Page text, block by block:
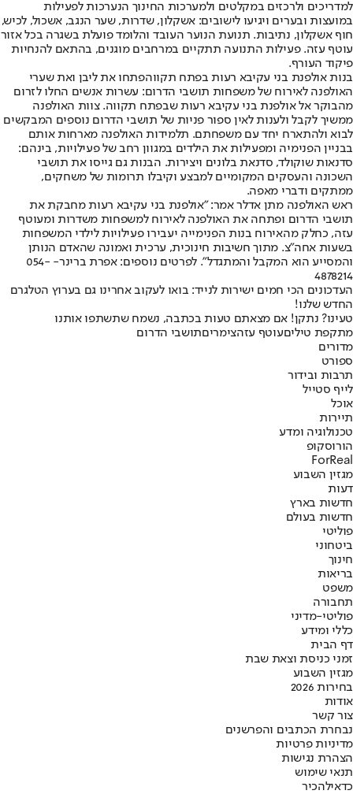
למדריכים ולרכזים במקלטים ולמערכות החינוך הנערכות לפעילות
במועצות ובערים ויגיעו לישובים: אשקלון, שדרות, שער הנגב, אשכול, לכיש,
חוף אשקלון, נתיבות. תנועת הנוער העובד והלומד פועלת בשגרה בכל אזור
עוטף עזה. פעילות התנועה תתקיים במרחבים מוגנים, בהתאם להנחיות
פיקוד העורף.
בנות אולפנת בני עקיבא רעות בפתח תקווהפתחו את ליבן ואת שערי
האולפנה לאירוח של משפחות תושבי הדרום: עשרות אנשים החלו לזרום
מהבוקר אל אולפנת בני עקיבא רעות שבפתח תקווה. צוות האולפנה
ממשיך לקבל ולענות לאין ספור פניות של תושבי הדרום נוספים המבקשים
לבוא ולהתארח יחד עם משפחתם. תלמידות האולפנה מארחות אותם
בבניין הפנימיה ומפעילות את הילדים במגוון רחב של פעילויות, בינהם:
סדנאות שוקולד, סדנאת בלונים ויצירות. הבנות גם גייסו את תושבי
השכונה והעסקים המקומיים למבצע וקיבלו תרומות של משחקים,
ממתקים ודברי מאפה.
ראש האולפנה מתן אדלר אמר: "אולפנת בני עקיבא רעות מחבקת את
תושבי הדרום ופתחה את האולפנה לאירוח למשפחות משדרות ומעוטף
עזה, כחלק מהאירוח בנות הפנימייה יעבירו פעילויות לילדי המשפחות
בשעות אחה"צ. מתוך חשיבות חינוכית, ערכית ואמונה שהאדם הנותן
והמסייע הוא המקבל והמתגדל". לפרטים נוספים: אפרת ברינר- 054-
4878214
העדכונים הכי חמים ישירות לנייד: בואו לעקוב אחרינו גם בערוץ הטלגרם
החדש שלנו!
טעינו? נתקן! אם מצאתם טעות בכתבה, נשמח שתשתפו אותנו
מתקפת טיליםעוטף עזהצימריםתושבי הדרום
מדורים
ספורט
תרבות ובידור
לייף סטייל
אוכל
תיירות
טכנולוגיה ומדע
הורוסקופ
ForReal
מגזין השבוע
דעות
חדשות בארץ
חדשות בעולם
פוליטי
ביטחוני
חינוך
בריאות
משפט
תחבורה
פוליטי-מדיני
כללי ומידע
דף הבית
זמני כניסת וצאת שבת
מגזין השבוע
בחירות 2026
אודות
צור קשר
נבחרת הכתבים והפרשנים
מדיניות פרטיות
הצהרת נגישות
תנאי שימוש
כדאילהכיר